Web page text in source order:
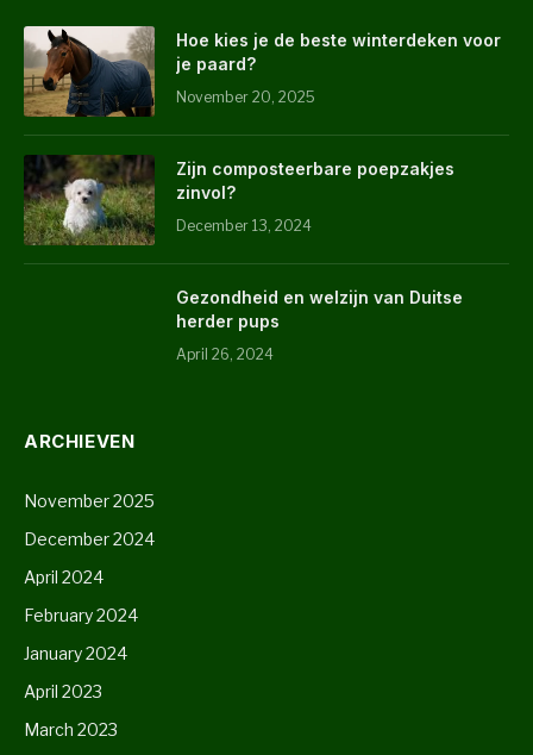
Hoe kies je de beste winterdeken voor
je paard?
November 20, 2025
Zijn composteerbare poepzakjes
zinvol?
December 13, 2024
Gezondheid en welzijn van Duitse
herder pups
April 26, 2024
ARCHIEVEN
November 2025
December 2024
April 2024
February 2024
January 2024
April 2023
March 2023